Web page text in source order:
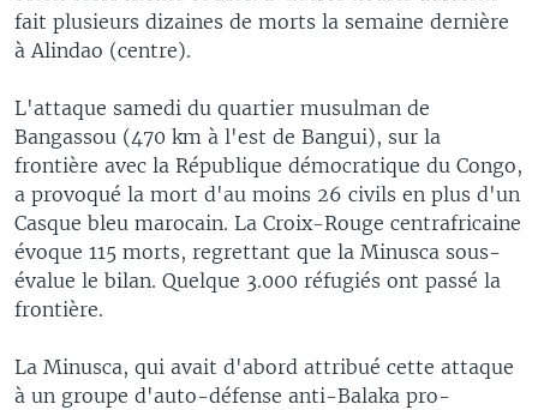
fait plusieurs dizaines de morts la semaine dernière
à Alindao (centre).
L'attaque samedi du quartier musulman de
Bangassou (470 km à l'est de Bangui), sur la
frontière avec la République démocratique du Congo,
a provoqué la mort d'au moins 26 civils en plus d'un
Casque bleu marocain. La Croix-Rouge centrafricaine
évoque 115 morts, regrettant que la Minusca sous-
évalue le bilan. Quelque 3.000 réfugiés ont passé la
frontière.
La Minusca, qui avait d'abord attribué cette attaque
à un groupe d'auto-défense anti-Balaka pro-